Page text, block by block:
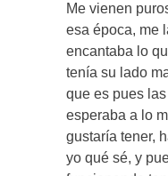
Me vienen
esa época, me
encantaba lo
tenía su lado
que es pues
esperaba a lo
gustaría tener,
yo qué sé, y